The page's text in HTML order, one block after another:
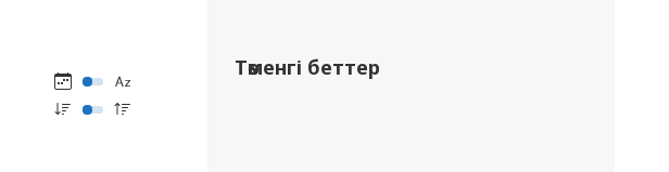
Төменгі беттер